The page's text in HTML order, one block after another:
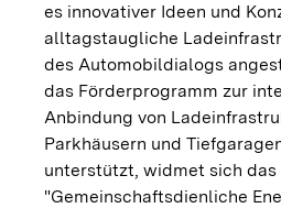
es innovativer Ideen und
alltagstaugliche
des Automobildialogs
das Förderprogramm zur
Anbindung von
Parkhäusern und
unterstützt, widmet sich das
"Gemeinschaftsdienliche